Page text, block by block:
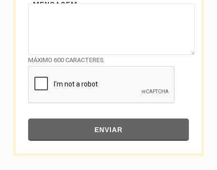
MENSAGEM
MÁXIMO 600 CARACTERES.
ENVIAR